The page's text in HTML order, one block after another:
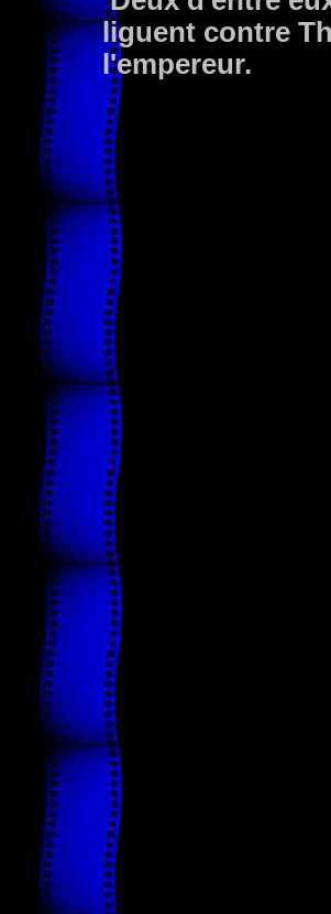
liguent contre
l'empereur.